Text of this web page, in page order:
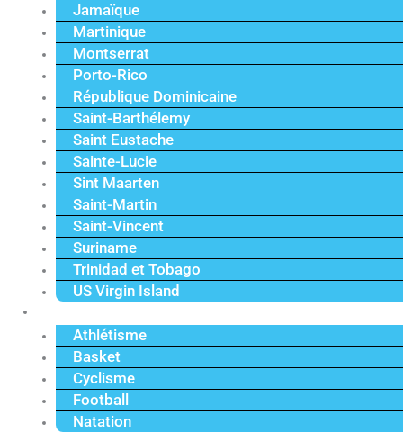
Jamaïque
Martinique
Montserrat
Porto-Rico
République Dominicaine
Saint-Barthélemy
Saint Eustache
Sainte-Lucie
Sint Maarten
Saint-Martin
Saint-Vincent
Suriname
Trinidad et Tobago
US Virgin Island
Athlétisme
Basket
Cyclisme
Football
Natation